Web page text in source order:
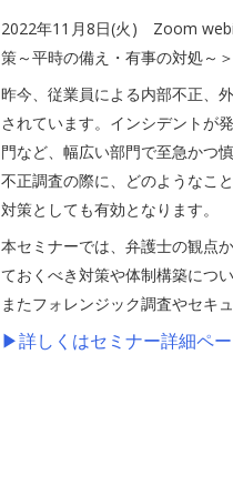
2022年11月8日(火) Zoom
策～平時の備え・有事の対処～
昨今、従業員による内部不正、
されています。インシデントが
門など、幅広い部門で至急かつ
不正調査の際に、どのようなこ
対策としても有効となります。
本セミナーでは、弁護士の観点
ておくべき対策や体制構築につ
またフォレンジック調査やセキ
▶詳しくはセミナー詳細ペ